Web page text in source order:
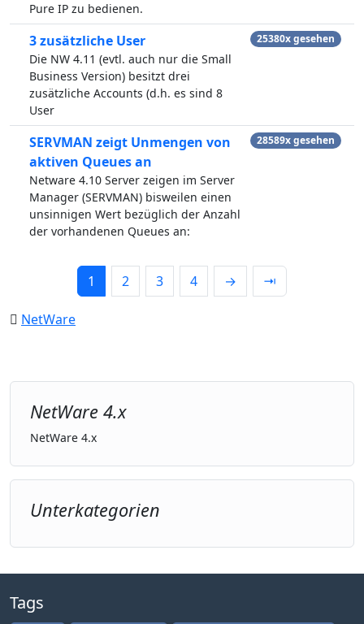
Pure IP zu bedienen.
3 zusätzliche User
Die NW 4.11 (evtl. auch nur die Small
Business Version) besitzt drei
zusätzliche Accounts (d.h. es sind 8
User
25380x gesehen
SERVMAN zeigt Unmengen von
aktiven Queues an
Netware 4.10 Server zeigen im Server
Manager (SERVMAN) bisweilen einen
unsinnigen Wert bezüglich der Anzahl
der vorhandenen Queues an:
28589x gesehen
1 2 3 4 → ⇥
NetWare
NetWare 4.x
NetWare 4.x
Unterkategorien
Tags